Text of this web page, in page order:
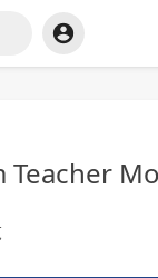
Teacher